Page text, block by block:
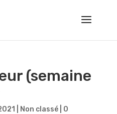
(semaine
Non classé| 0